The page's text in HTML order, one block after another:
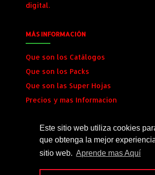
Este sitio web utiliza cookies
que obtenga la mejor
sitio web. Aprende mas Aquí
digital.
MÁS INFORMACIÓN
Que son los Catálogos
Que son los Packs
Que son las Super Hojas
Precios y mas Informacion
SÍGUENOS